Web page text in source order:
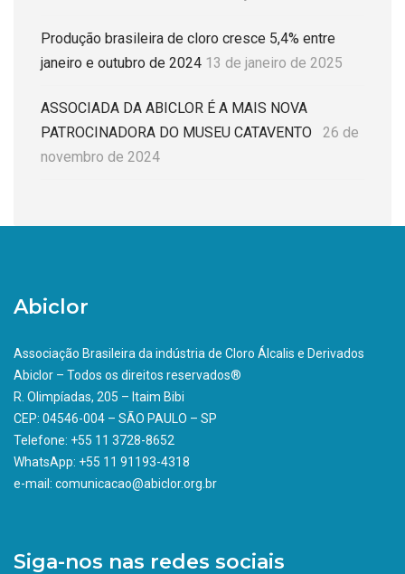
Produção brasileira de cloro cresce 5,4% entre
janeiro e outubro de 2024 13 de janeiro de 2025
ASSOCIADA DA ABICLOR É A MAIS NOVA
PATROCINADORA DO MUSEU CATAVENTO
26 de
novembro de 2024
Abiclor
Associação Brasileira da indústria de Cloro Álcalis e Derivados
Abiclor – Todos os direitos reservados®
R. Olimpíadas, 205 – Itaim Bibi
CEP: 04546-004 – SÃO PAULO – SP
Telefone: +55 11 3728-8652
WhatsApp: +55 11 91193-4318
e-mail: comunicacao@abiclor.org.br
Siga-nos nas redes sociais